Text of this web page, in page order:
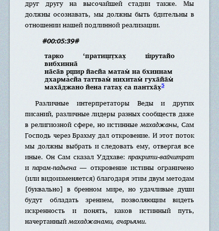
друг другу на высочайшей стадии также. Мы
должны осознавать, мы должны быть бдительны в
отношении нашей подлинной реализации.
#00:05:39#
тарко ‘пратиш̣т̣хах̣ ш́рутайо
вибхинна̄
на̄са̄в р̣ш̣ир йасйа матам̇ на бхиннам
дхармасйа таттвам̇ нихитам̇ гуха̄йа̄м̇
маха̄джано йена гатах̣ са пантха̄х̣5
Различные интерпретаторы Веды и других
писаний, различные лидеры разных сообществ даже
в религиозной сфере, но истинныемахаджаны, Сам
Господь через Брахму дал откровение. И этот поток
мы должны выбрать и следовать ему, отвергая все
иные. Он Сам сказал Уддхаве: пракрити-вайчитрат
ипарам-падьена— откровение истины ограничено
(или видоизменяется) благодаря этим двум методам
[буквально] в бренном мире, но удачливые души
будут обладать зрением, позволяющим видеть
искренность и понять, каков истинный путь,
начертанныймахаджанами, ачарьями.